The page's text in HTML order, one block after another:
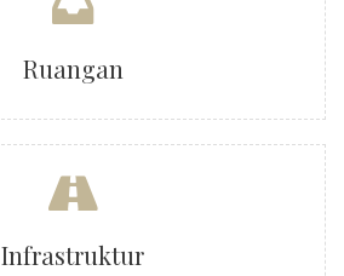
Ruangan
Infrastruktur